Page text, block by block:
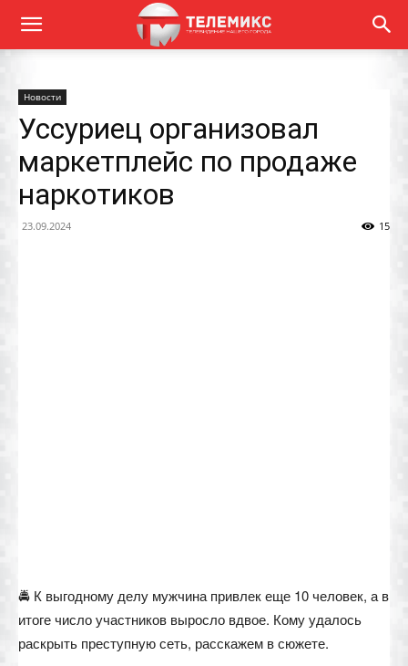
Новости
Уссуриец организовал
маркетплейс по продаже
наркотиков
23.09.2024 15
🚔 К выгодному делу мужчина привлек еще 10 человек, а в
итоге число участников выросло вдвое. Кому удалось
раскрыть преступную сеть, расскажем в сюжете.